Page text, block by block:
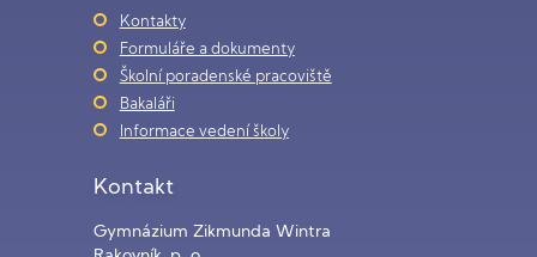
Kontakty
Formuláře a dokumenty
Školní poradenské pracoviště
Bakaláři
Informace vedení školy
Kontakt
Gymnázium Zikmunda Wintra